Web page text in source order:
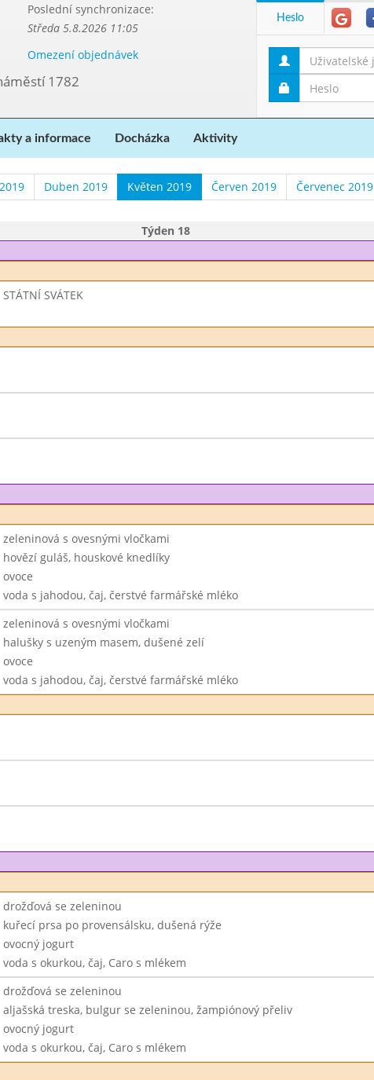
Poslední synchronizace:
Středa 5.8.2026 11:05
Omezení objednávek
1782
Heslo
a informace Docházka Aktivity
Duben 2019 Květen 2019 Červen 2019 Červenec 2019
Týden 18
STÁTNÍ SVÁTEK
zeleninová s ovesnými vločkami
hovězí guláš, houskové knedlíky
ovoce
voda s jahodou, čaj, čerstvé farmářské mléko
zeleninová s ovesnými vločkami
halušky s uzeným masem, dušené zelí
ovoce
voda s jahodou, čaj, čerstvé farmářské mléko
drožďová se zeleninou
kuřecí prsa po provensálsku, dušená rýže
ovocný jogurt
voda s okurkou, čaj, Caro s mlékem
drožďová se zeleninou
aljašská treska, bulgur se zeleninou, žampiónový přeliv
ovocný jogurt
voda s okurkou, čaj, Caro s mlékem